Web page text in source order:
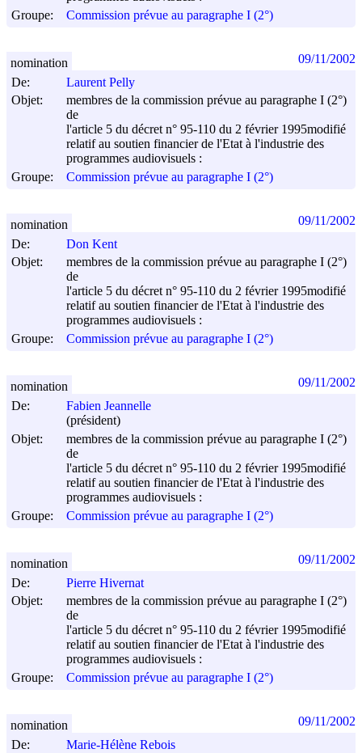
Groupe:
Commission prévue au paragraphe I (2°)
De:
Laurent Pelly
Objet:
membres de la commission prévue au paragraphe I (2°)
de
l'article 5 du décret n° 95-110 du 2 février 1995modifié
relatif au soutien financier de l'Etat à l'industrie des
programmes audiovisuels :
Groupe:
Commission prévue au paragraphe I (2°)
nomination 09/11/2002
De:
Don Kent
Objet:
membres de la commission prévue au paragraphe I (2°)
de
l'article 5 du décret n° 95-110 du 2 février 1995modifié
relatif au soutien financier de l'Etat à l'industrie des
programmes audiovisuels :
Groupe:
Commission prévue au paragraphe I (2°)
nomination 09/11/2002
De:
Fabien Jeannelle
(président)
Objet:
membres de la commission prévue au paragraphe I (2°)
de
l'article 5 du décret n° 95-110 du 2 février 1995modifié
relatif au soutien financier de l'Etat à l'industrie des
programmes audiovisuels :
Groupe:
Commission prévue au paragraphe I (2°)
nomination 09/11/2002
De:
Pierre Hivernat
Objet:
membres de la commission prévue au paragraphe I (2°)
de
l'article 5 du décret n° 95-110 du 2 février 1995modifié
relatif au soutien financier de l'Etat à l'industrie des
programmes audiovisuels :
Groupe:
Commission prévue au paragraphe I (2°)
nomination 09/11/2002
De:
Marie-Hélène Rebois
nomination 09/11/2002